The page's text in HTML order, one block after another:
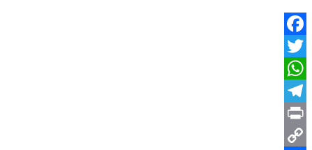
Facebook
Twitter
WhatsApp
Telegram
Print